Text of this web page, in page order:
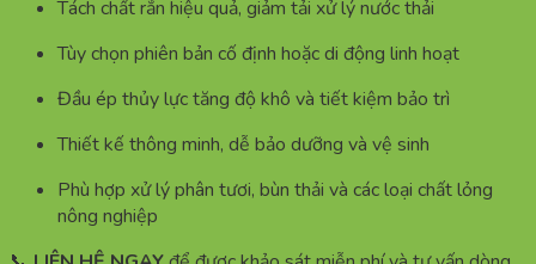
Tách chất rắn hiệu quả, giảm tải xử lý nước thải
Tùy chọn phiên bản cố định hoặc di động linh hoạt
Đầu ép thủy lực tăng độ khô và tiết kiệm bảo trì
Thiết kế thông minh, dễ bảo dưỡng và vệ sinh
Phù hợp xử lý phân tươi, bùn thải và các loại chất lỏng
nông nghiệp